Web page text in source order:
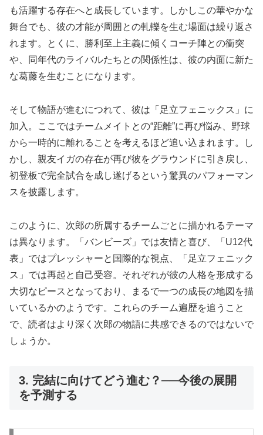
も活躍する存在へと成長しています。しかしこの華やかな
舞台でも、彼の才能が周囲との軋轢を生む場面は繰り返さ
れます。とくに、勝利至上主義に傾くコーチ陣との衝突
や、同年代のライバルたちとの関係性は、彼の内面に新た
な葛藤を生むことになります。
そして物語が進むにつれて、彼は「足立フェニックス」に
加入。ここではチームメイトとの“距離”に再び悩み、野球
から一時的に離れることを考えるほど追い込まれます。し
かし、親友イガの存在が再び彼をグラウンドに引き戻し、
初登板で完全試合を成し遂げるという驚異のパフォーマン
スを披露します。
このように、次郎の所属するチームごとに描かれるテーマ
は異なります。「バンビーズ」では友情と喜び、「U12代
表」ではプレッシャーと国際的な視点、「足立フェニック
ス」では再起と自己受容。それぞれが彼の人格を形成する
大切なピースとなっており、まるで一つの成長の地図を描
いているかのようです。これらのチーム遍歴を追うこと
で、読者はより深く次郎の物語に共感できるのではないで
しょうか。
3. 完結に向けてどう進む？──今後の展開
を予測する